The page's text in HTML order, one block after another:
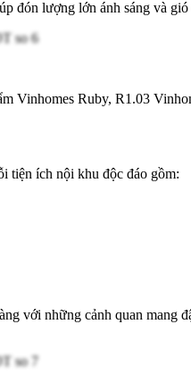
đón lượng lớn ánh sáng và
Vinhomes Ruby, R1.03
tiện ích nội khu độc đáo gồm:
với những cảnh quan mang